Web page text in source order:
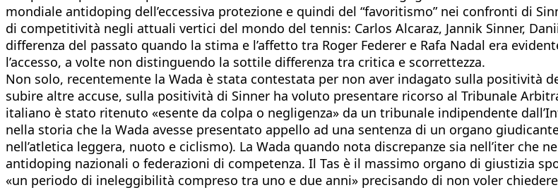
mondiale antidoping dell’eccessiva protezione e quindi del “favoritismo” nei confronti di
di competitività negli attuali vertici del mondo del tennis: Carlos Alcaraz, Jannik Sinner,
differenza del passato quando la stima e l’affetto tra Roger Federer e Rafa Nadal era
l’accesso, a volte non distinguendo la sottile differenza tra critica e scorrettezza.
Non solo, recentemente la Wada è stata contestata per non aver indagato sulla
subire altre accuse, sulla positività di Sinner ha voluto presentare ricorso al Tribunale
italiano è stato ritenuto «esente da colpa o negligenza» da un tribunale indipendente
nella storia che la Wada avesse presentato appello ad una sentenza di un organo
nell’atletica leggera, nuoto e ciclismo). La Wada quando nota discrepanze sia nell’iter
antidoping nazionali o federazioni di competenza. Il Tas è il massimo organo di giustizia
«un periodo di ineleggibilità compreso tra uno e due anni» precisando di non voler